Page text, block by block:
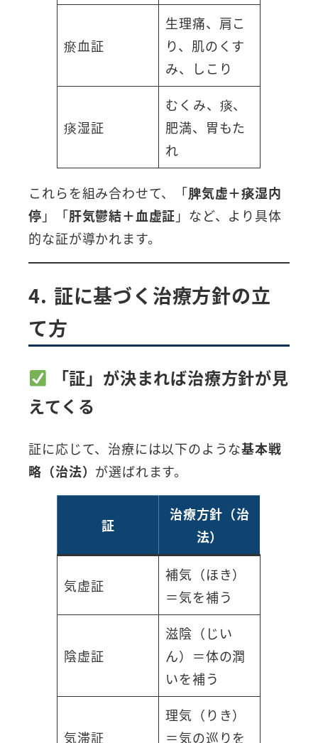
瘀血証
生理痛、肩こ
り、肌のくす
み、しこり
痰湿証
むくみ、痰、
肥満、胃もた
れ
これらを組み合わせて、「脾気虚＋痰湿内
停 」「肝気鬱結＋血虚証 」など、より具体
的な証が導かれます。
4. 証に基づく治療方針の立
て方
「証」が決まれば治療方針が見
えてくる
証に応じて、治療には以下のような基本戦
略（治法） が選ばれます。
証
治療方針（治
法）
気虚証
補気（ほき）
＝気を補う
陰虚証
滋陰（じい
ん）＝体の潤
いを補う
気滞証
理気（りき）
＝気の巡りを